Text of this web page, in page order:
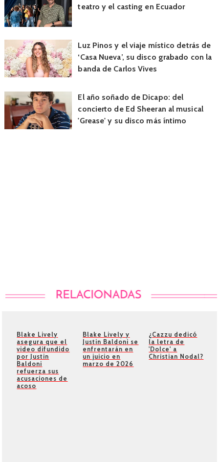
teatro y el casting en Ecuador
Luz Pinos y el viaje místico detrás de
‘Casa Nueva’, su disco grabado con la
banda de Carlos Vives
El año soñado de Dicapo: del
concierto de Ed Sheeran al musical
'Grease' y su disco más íntimo
Blake Lively
asegura que el
video difundido
por Justin
Baldoni
refuerza sus
acusaciones de
acoso
Blake Lively y
Justin Baldoni se
enfrentarán en
un juicio en
marzo de 2026
¿Cazzu dedicó
la letra de
'Dolce' a
Christian Nodal?